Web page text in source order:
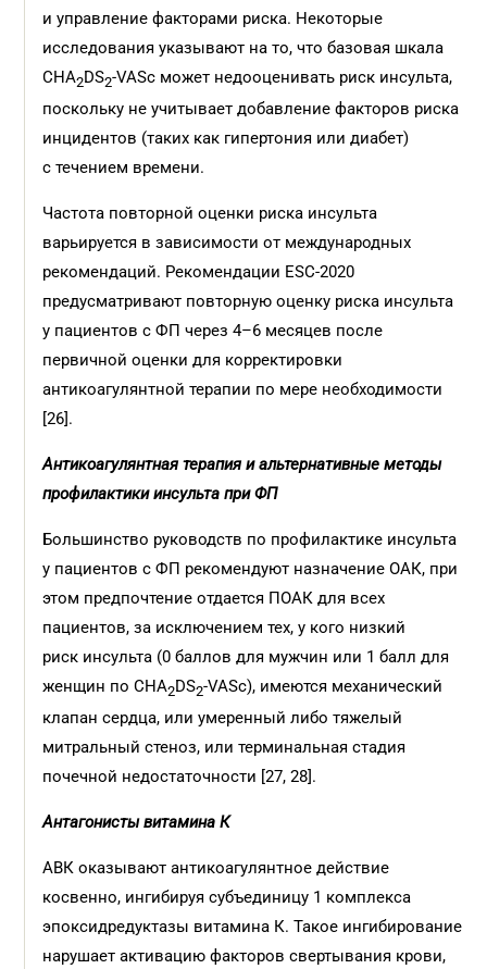
и управление факторами риска. Некоторые
исследования указывают на то, что базовая шкала
CHA2DS2-VASc может недооценивать риск инсульта,
поскольку не учитывает добавление факторов риска
инцидентов (таких как гипертония или диабет)
с течением времени.
Частота повторной оценки риска инсульта
варьируется в зависимости от международных
рекомендаций. Рекомендации ESC-2020
предусматривают повторную оценку риска инсульта
у пациентов с ФП через 4–6 месяцев после
первичной оценки для корректировки
антикоагулянтной терапии по мере необходимости
[26].
Антикоагулянтная терапия иальтернативные методы
профилактики инсульта при ФП
Большинство руководств по профилактике инсульта
у пациентов с ФП рекомендуют назначение ОАК, при
этом предпочтение отдается ПОАК для всех
пациентов, за исключением тех, у кого низкий
риск инсульта (0 баллов для мужчин или 1 балл для
женщин по CHA2DS2-VASc), имеются механический
клапан сердца, или умеренный либо тяжелый
митральный стеноз, или терминальная стадия
почечной недостаточности [27, 28].
Антагонисты витамина К
АВК оказывают антикоагулянтное действие
косвенно, ингибируя субъединицу 1 комплекса
эпоксидредуктазы витамина К. Такое ингибирование
нарушает активацию факторов свертывания крови,